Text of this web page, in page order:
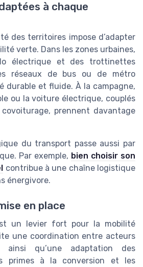
à chaque
des territoires impose d’adapter
verte. Dans les zones urbaines,
électrique et des trottinettes
réseaux de bus ou de métro
durable et fluide. À la campagne,
ou la voiture électrique, couplés
prennent davantage
du transport passe aussi par
Par exemple, bien choisir son
contribue à une chaîne logistique
énergivore.
en place
un levier fort pour la mobilité
une coordination entre acteurs
ainsi qu’une adaptation des
primes à la conversion et les